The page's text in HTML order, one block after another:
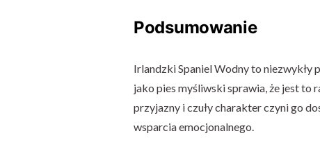
Podsumowanie
Irlandzki Spaniel Wodny to niezwykły
jako pies myśliwski sprawia, że ​​jest to
przyjazny i czuły charakter czyni go
wsparcia emocjonalnego.